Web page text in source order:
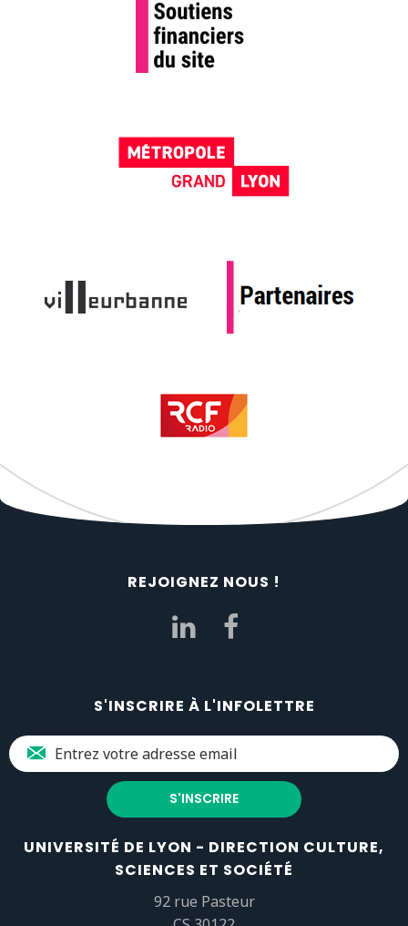
REJOIGNEZ NOUS !
S'INSCRIRE À L'INFOLETTRE
UNIVERSITÉ DE LYON - DIRECTION CULTURE,
SCIENCES ET SOCIÉTÉ
92 rue Pasteur